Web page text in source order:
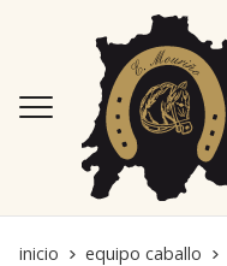
inicio equipo caballo